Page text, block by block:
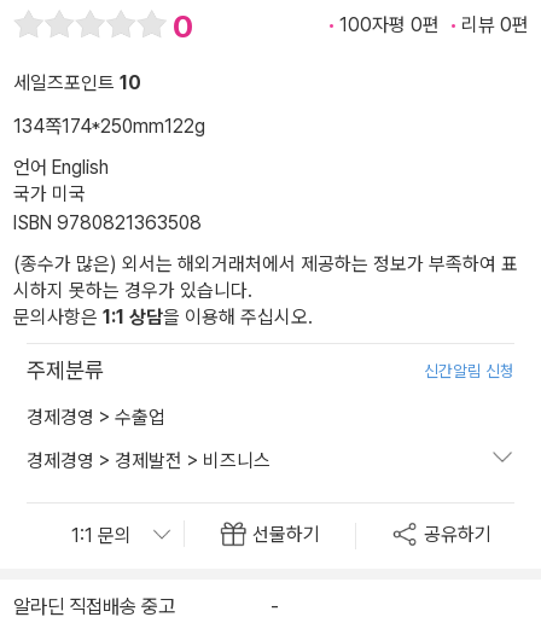
0 100자평 0편 리뷰 0편
세일즈포인트 10
134쪽174*250mm122g
언어 English
국가 미국
ISBN 9780821363508
(종수가 많은) 외서는 해외거래처에서 제공하는 정보가 부족하여 표
시하지 못하는 경우가 있습니다.
문의사항은 1:1 상담을 이용해 주십시오.
주제분류 신간알림 신청
경제경영 > 수출업
경제경영 > 경제발전 > 비즈니스
선물하기 공유하기
알라딘 직접배송 중고
-